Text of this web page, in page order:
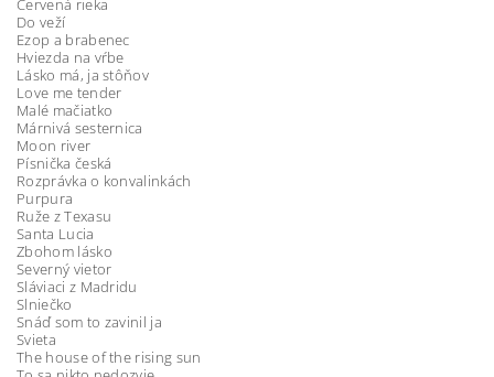
Červená rieka
Do veží
Ezop a brabenec
Hviezda na vŕbe
Lásko má, ja stôňov
Love me tender
Malé mačiatko
Márnivá sesternica
Moon river
Písnička česká
Rozprávka o konvalinkách
Purpura
Ruže z Texasu
Santa Lucia
Zbohom lásko
Severný vietor
Sláviaci z Madridu
Slniečko
Snáď som to zavinil ja
Svieta
The house of the rising sun